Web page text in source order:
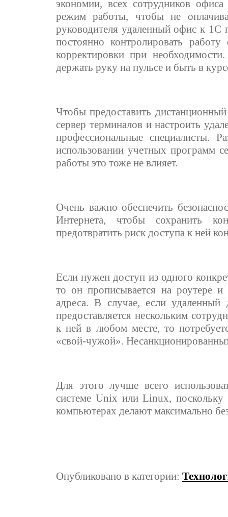
экономии, всех сотрудников
режим работы, чтобы не
руководителя удаленный офис к 1С
постоянно контролировать
корректировки при
держать руку на пульсе и быть в
Чтобы предоставить
сервер терминалов и настроить
профессиональные специалисты.
использовании учетных программ
работы это тоже не влияет.
Очень важно обеспечить
Интернета, чтобы сохранить
предотвратить риск доступа к ней
Если нужен доступ из одного
то он прописывается на роутере и
адреса. В случае, если
предоставляется нескольким
к ней в любом месте, то
«свой-чужой».
Для этого лучше всего
системе Unix или Linux,
компьютерах делают максимально
Опубликовано в категории: